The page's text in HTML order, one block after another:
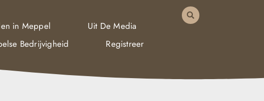
in Meppel
Uit De Media
Bedrijvigheid
Registreer